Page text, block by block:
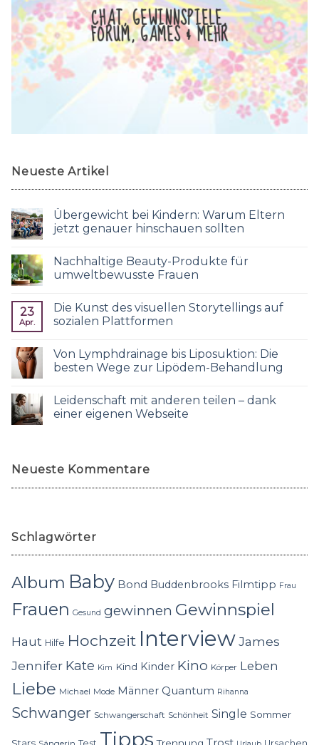
CHAT, GEWINNSPIELE,
FORUM, GAMES & MEHR
Neueste Artikel
Übergewicht bei Kindern: Warum Eltern
jetzt genauer hinschauen sollten
Nachhaltige Beauty-Produkte für
umweltbewusste Frauen
23
Apr.
Die Kunst des visuellen Storytellings auf
sozialen Plattformen
Von Lymphdrainage bis Liposuktion: Die
besten Wege zur Lipödem-Behandlung
Leidenschaft mit anderen teilen – dank
einer eigenen Webseite
Neueste Kommentare
Schlagwörter
Album Baby Bond Buddenbrooks Filmtipp Frau
Frauen Gesund gewinnen Gewinnspiel
Haut Hilfe Hochzeit InterviewJames
Jennifer Kate Kim Kind Kinder Kino Körper Leben
Liebe Michael Mode Männer Quantum Rihanna
Schwanger Schwangerschaft Schönheit Single Sommer
Tipps